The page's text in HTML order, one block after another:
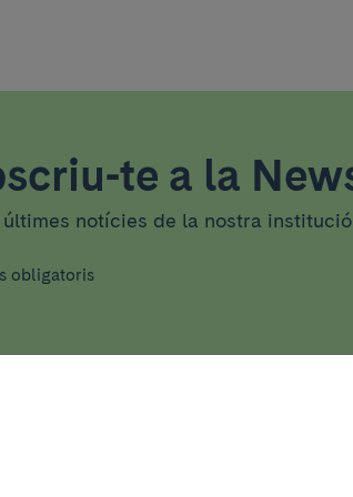
te a la
últimes notícies de la nostra
obligatoris